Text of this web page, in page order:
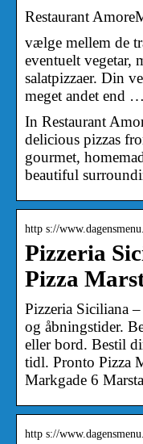
Restaurant
vælge mellem de
eventuelt vegetar,
salatpizzaer. Din
meget andet end …
In Restaurant
delicious pizzas
gourmet,
beautiful
http s://
Pizzeria
Pizza
Pizzeria Siciliana
og åbningstider.
eller bord. Bestil
tidl. Pronto Pizza
Markgade 6
http s://